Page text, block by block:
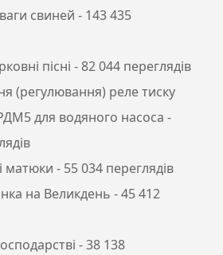
свиней - 143 435
пісні - 82 044 переглядів
(регулювання) реле тиску
для водяного насоса -
матюки - 55 034 переглядів
на Великдень - 45 412
- 38 138